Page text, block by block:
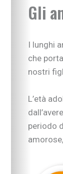
Gli
I lunghi
che
nostri
L’età
periodo